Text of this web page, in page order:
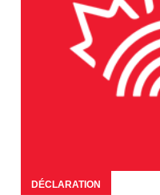
DÉCLARATION